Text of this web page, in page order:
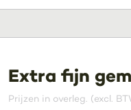
Extra fijn
Prijzen in overleg. (excl.